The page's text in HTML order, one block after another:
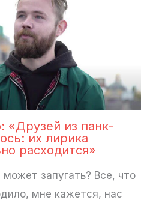
«Друзей из панк-
их лирика
расходится»
запугать? Все, что
мне кажется, нас